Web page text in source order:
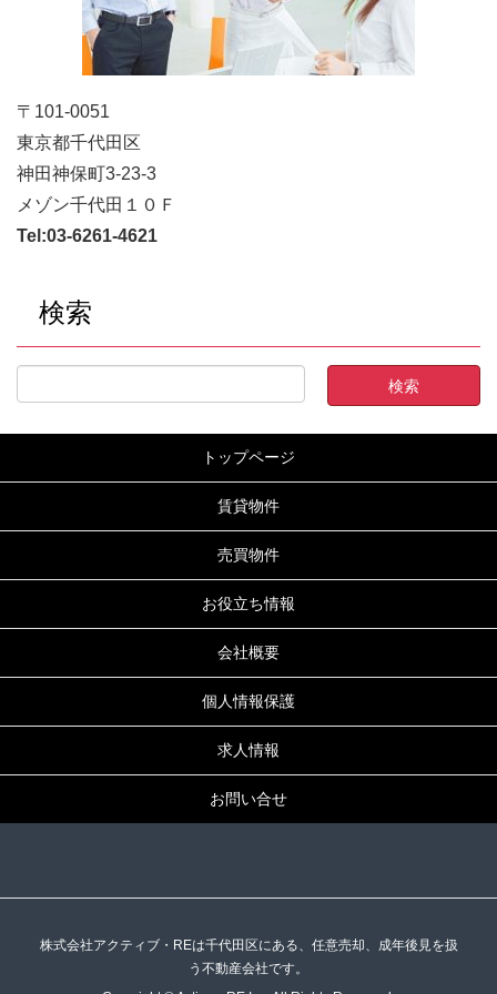
〒101-0051
東京都千代田区
神田神保町3-23-3
メゾン千代田１０Ｆ
Tel:03-6261-4621
検索
トップページ
賃貸物件
売買物件
お役立ち情報
会社概要
個人情報保護
求人情報
お問い合せ
株式会社アクティブ・REは千代田区にある、任意売却、成年後見を扱
う不動産会社です。